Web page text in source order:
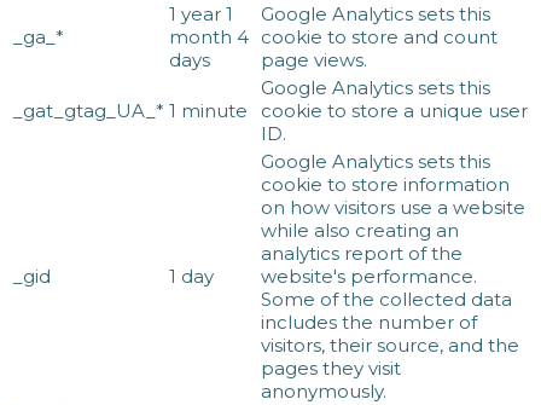
_ga_*
1 year 1
month 4
days
Google Analytics sets this
cookie to store and count
page views.
_gat_gtag_UA_* 1 minute
Google Analytics sets this
cookie to store a unique user
ID.
_gid 1 day
Google Analytics sets this
cookie to store information
on how visitors use a website
while also creating an
analytics report of the
website's performance.
Some of the collected data
includes the number of
visitors, their source, and the
pages they visit
anonymously.